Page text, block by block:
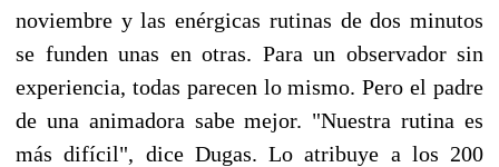
noviembre y las enérgicas rutinas de dos minutos
se funden unas en otras. Para un observador sin
experiencia, todas parecen lo mismo. Pero el padre
de una animadora sabe mejor. "Nuestra rutina es
más difícil", dice Dugas. Lo atribuye a los 200